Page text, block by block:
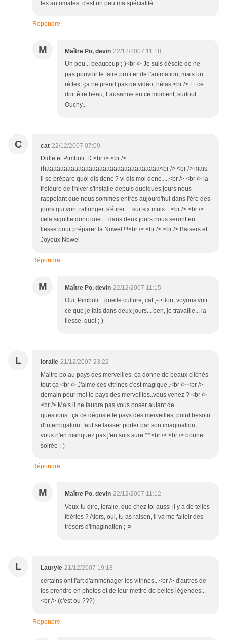
les automates, c'est un peu ma spécialité...
Répondre
M Maître Po, devin 22/12/2007 11:18
Un peu... beaucoup ;-)<br /> Je suis désolé de ne
pas pouvoir te faire profiter de l'animation, mais un
réflex, ça ne prend pas de vidéo, hélas.<br /> Et ce
doit être beau, Lausanne en ce moment, surtout
Ouchy...
C cat 22/12/2007 07:09
Didle et Pimboli :D <br /> <br />
rhaaaaaaaaaaaaaaaaaaaaaaaaaaaaaaaa<br /> <br /> mais
il se prépare quoi dis donc ? vi dis moi donc ....<br /> <br /> la
froidure de l'hiver s'installe depuis quelques jours nous
rappelant que nous sommes entrés aujourd'hui dans l'ère des
jours qui vont rallonger, s'étirer ... sur six mois ...<br /> <br />
cela signifie donc que ... dans deux jours nous seront en
liesse pour préparer la Nowel !!!<br /> <br /> <br /> Baisers et
Joyeux Nowel
Répondre
M Maître Po, devin 22/12/2007 11:15
Oui, Pimboli... quelle culture, cat ;-ÞBon, voyons voir
ce que je fais dans deux jours... ben, je travaille... la
liesse, quoi ;-)
L loralie 21/12/2007 23:22
Maitre po au pays des merveilles, ça donne de beaux clichés
tout ça <br /> J'aime ces vitrines c'est magique..<br /> <br />
demain pour moi le pays des merveilles..vous venez ? <br />
<br /> Mais il ne faudra pas vous poser autant de
questions...ça ce déguste le pays des merveilles, point besoin
d'interrogation..faut se laisser porter par son imagination,
vous n'en manquez pas j'en suis sure ^^<br /> <br /> bonne
soirée ;-)
Répondre
M Maître Po, devin 22/12/2007 11:12
Veux-tu dire, loralie, que chez toi aussi il y a de telles
fééries ? Alors, oui, tu as raison, il va me falloir des
trésors d'imagination ;-Þ
L Lauryle 21/12/2007 19:18
certains ont l'art d'amménager les vitrines...<br /> d'autres de
les prendre en photos et de leur mettre de belles légendes...
<br /> (c'est ou ???)
Répondre